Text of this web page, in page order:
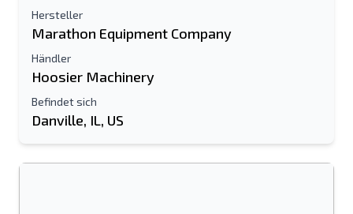
Hersteller
Marathon Equipment Company
Händler
Hoosier Machinery
Befindet sich
Danville, IL, US